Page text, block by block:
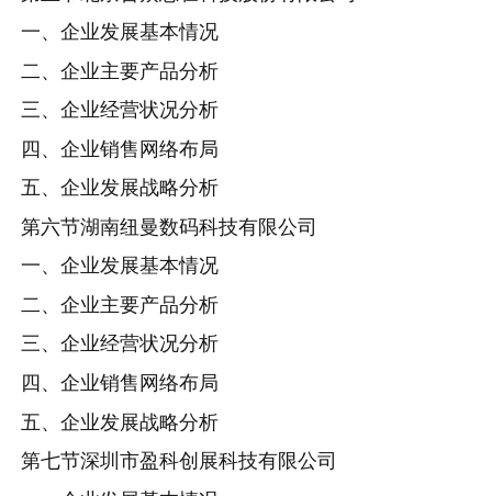
一、企业发展基本情况
二、企业主要产品分析
三、企业经营状况分析
四、企业销售网络布局
五、企业发展战略分析
第六节湖南纽曼数码科技有限公司
一、企业发展基本情况
二、企业主要产品分析
三、企业经营状况分析
四、企业销售网络布局
五、企业发展战略分析
第七节深圳市盈科创展科技有限公司